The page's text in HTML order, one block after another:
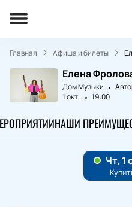
Главная Афиша и билеты
Елена
Дом Музыки
1 окт.
19:00
НАШИ